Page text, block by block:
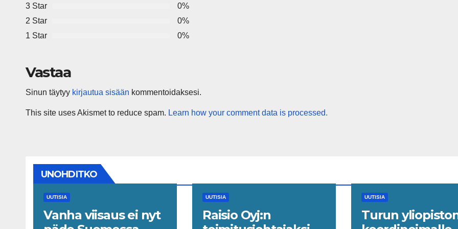
3 Star
0%
2 Star
0%
1 Star
0%
Vastaa
Sinun täytyy kirjautua sisään kommentoidaksesi.
This site uses Akismet to reduce spam. Learn how your comment data is processed.
UNOHDITKO
UUTISIA
Vanha viisaus ei nyt
UUTISIA
Raisio Oyj:n
UUTISIA
Turun